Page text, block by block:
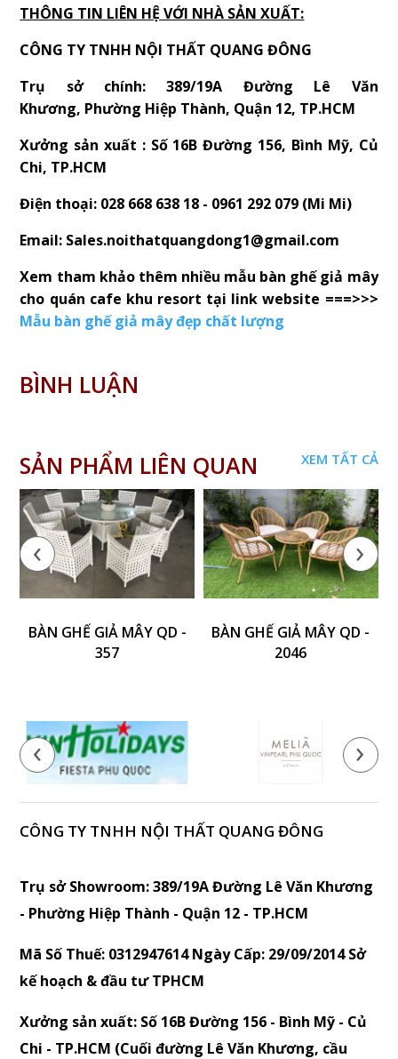
THÔNG TIN LIÊN HỆ VỚI NHÀ SẢN XUẤT:
CÔNG TY TNHH NỘI THẤT QUANG ĐÔNG
Trụ sở chính: 389/19A Đường Lê Văn
Khương, Phường Hiệp Thành, Quận 12, TP.HCM
Xưởng sản xuất : Số 16B Đường 156, Bình Mỹ, Củ
Chi, TP.HCM
Điện thoại: 028 668 638 18 - 0961 292 079 (Mi Mi)
Email: Sales.noithatquangdong1@gmail.com
Xem tham khảo thêm nhiều mẫu bàn ghế giả mây
cho quán cafe khu resort tại link website ===>>>
Mẫu bàn ghế giả mây đẹp chất lượng
BÌNH LUẬN
SẢN PHẨM LIÊN QUAN XEM TẤT CẢ
BÀN GHẾ GIẢ MÂY QD -
357
BÀN GHẾ GIẢ MÂY QD -
2046
‹ ›
‹ ›
CÔNG TY TNHH NỘI THẤT QUANG ĐÔNG
Trụ sở Showroom: 389/19A Đường Lê Văn Khương
- Phường Hiệp Thành - Quận 12 - TP.HCM
Mã Số Thuế: 0312947614 Ngày Cấp: 29/09/2014 Sở
kế hoạch & đầu tư TPHCM
Xưởng sản xuất: Số 16B Đường 156 - Bình Mỹ - Củ
Chi - TP.HCM (Cuối đường Lê Văn Khương, cầu